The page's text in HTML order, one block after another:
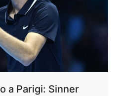
a Parigi: Sinner